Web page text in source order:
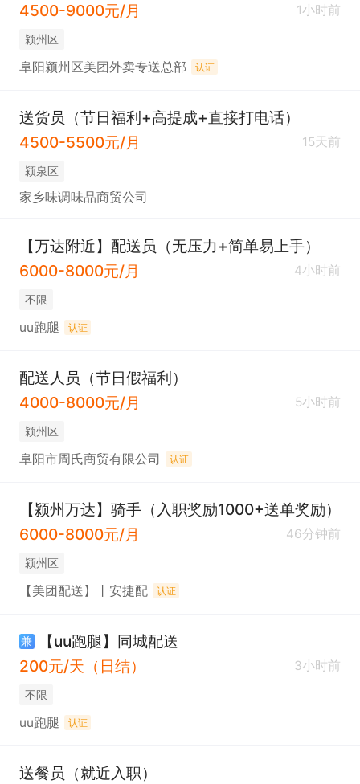
4500-9000元/月 1小时前
颍州区
阜阳颍州区美团外卖专送总部 认证
送货员（节日福利+高提成+直接打电话）
4500-5500元/月
15天前
颍泉区
家乡味调味品商贸公司
【万达附近】配送员（无压力+简单易上手）
6000-8000元/月
4小时前
不限
uu跑腿 认证
配送人员（节日假福利）
4000-8000元/月
5小时前
颍州区
阜阳市周氏商贸有限公司 认证
【颍州万达】骑手（入职奖励1000+送单奖励）
6000-8000元/月
46分钟前
颍州区
【美团配送】丨安捷配 认证
兼
【uu跑腿】同城配送
200元/天（日结）
3小时前
不限
uu跑腿 认证
送餐员（就近入职）